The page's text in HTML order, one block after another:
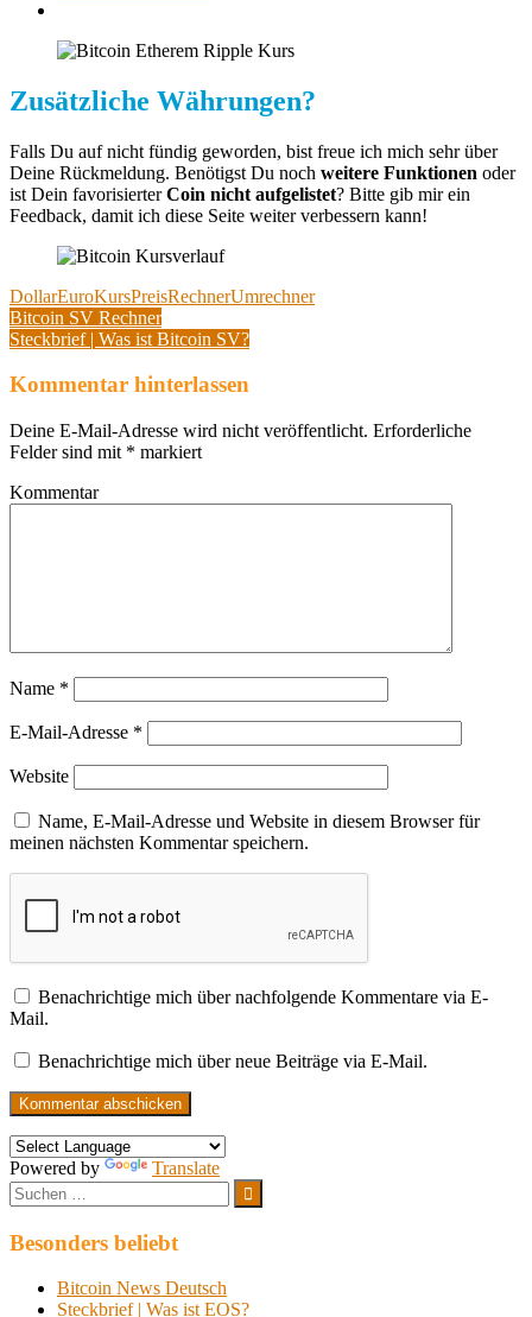
Zusätzliche Währungen?
Falls Du auf nicht fündig geworden, bist freue ich mich sehr über
Deine Rückmeldung. Benötigst Du noch weitere Funktionen oder
ist Dein favorisierterCoin nicht aufgelistet? Bitte gib mir ein
Feedback, damit ich diese Seite weiter verbessern kann!
DollarEuroKursPreisRechnerUmrechner
Beitragsnavigation
Vorheriger
Beitrag:
Bitcoin SV Rechner
Nächster
Steckbrief | Was ist Bitcoin SV?
Kommentar hinterlassen
Deine E-Mail-Adresse wird nicht veröffentlicht. Erforderliche
Felder sind mit * markiert
Kommentar
Name *
E-Mail-Adresse *
Website
Name, E-Mail-Adresse und Website in diesem Browser für
meinen nächsten Kommentar speichern.
Benachrichtige mich über nachfolgende Kommentare via E-
Mail.
Benachrichtige mich über neue Beiträge via E-Mail.
Powered by
Translate
Suchen
nach:
Suchen
Besonders beliebt
Bitcoin News Deutsch
Steckbrief | Was ist EOS?